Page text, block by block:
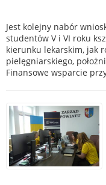
Jest kolejny nabór
studentów V i VI roku
kierunku lekarskim, jak
pielęgniarskiego,
Finansowe wsparcie